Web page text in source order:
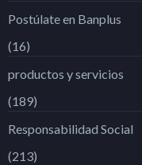
Postúlate en Banplus
(16)
productos y servicios
(189)
Responsabilidad Social
(213)